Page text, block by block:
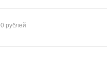
рублей